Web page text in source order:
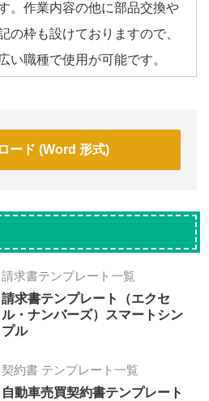
。作業内容の他に部品交換や
の枠も設けておりますので、
い職種で使用が可能です。
ード (Word 形式)
請求書テンプレート一覧
請求書テンプレート（エクセ
ル・ナンバーズ）スマートシン
プル
契約書 テンプレート一覧
自動車売買契約書テンプレート